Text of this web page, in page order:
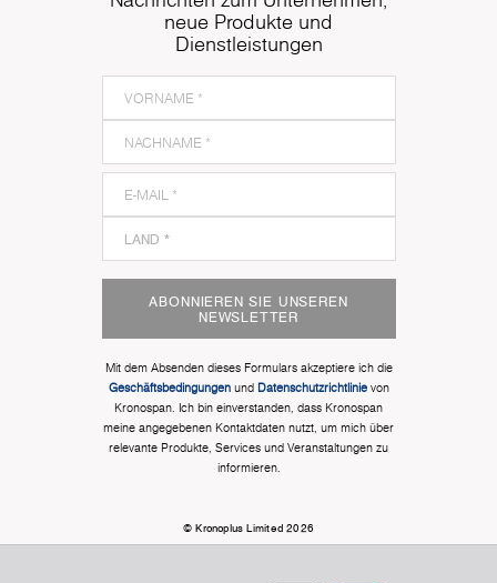
neue Produkte und
Dienstleistungen
ABONNIEREN SIE UNSEREN
NEWSLETTER
Mit dem Absenden dieses Formulars akzeptiere ich die
Geschäftsbedingungenund Datenschutzrichtlinievon
Kronospan. Ich bin einverstanden, dass Kronospan
meine angegebenen Kontaktdaten nutzt, um mich über
relevante Produkte, Services und Veranstaltungen zu
informieren.
© Kronoplus Limited 2026